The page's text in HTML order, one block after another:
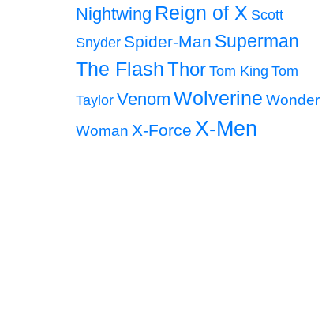
Nightwing Reign of X Scott
Snyder Spider-Man Superman
The FlashThor Tom King Tom
Taylor Venom Wolverine Wonder
Woman X-Force X-Men